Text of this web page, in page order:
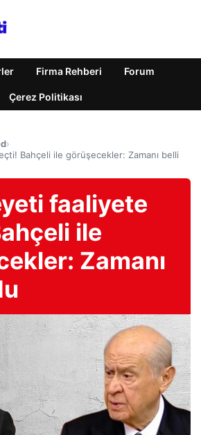
Firma Rehberi Forum
Çerez Politikası
›
Bahçeli ile görüşecekler: Zamanı belli
faaliyete
ile
Zamanı